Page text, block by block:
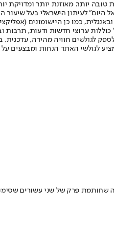
יותר, מאוזנת יותר ומדויקת
המודפסת הראשונה פורסמה ב-30 ביולי 2007, וב-2010
ערוצי חדשות ודעות, תרבות
לספק לגולשים חוויה מהירה,
לגולשי האתר הנחות ומבצעים
שחותמת פרק של שני עשורים